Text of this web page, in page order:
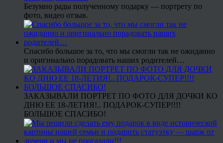
Безумно рады полученному подарку — портрету по
фото, видео отзыв.
Спасибо большое за то, что мы смогли так не ожиданно
и оригинально порадовать наших родителей…
ЗАКАЗЫВАЛИ ПОРТРЕТ ПО ФОТО ДЛЯ ДОЧКИ КО
ДНЮ ЕЕ 18-ЛЕТИЯ!.. ПОДАРОК-СУПЕР!!!!
БОЛЬШОЕ СПАСИБО!